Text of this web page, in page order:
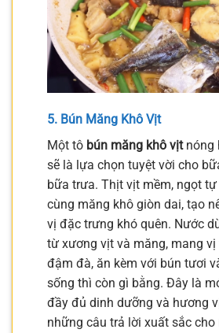
5. Bún Măng Khô Vịt
Một tô bún măng khô vịtnóng
sẽ là lựa chọn tuyệt vời cho
bữa trưa. Thịt vịt mềm, ngọt
cùng măng khô giòn dai, tạo
vị đặc trưng khó quên. Nước
từ xương vịt và măng, mang vị
đậm đà, ăn kèm với bún tươi
sống thì còn gì bằng. Đây là
đầy đủ dinh dưỡng và hương
những câu trả lời xuất sắc cho